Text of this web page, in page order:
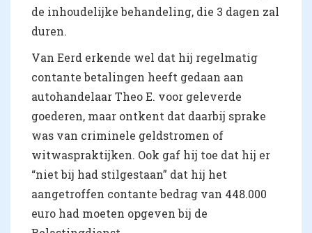
de inhoudelijke behandeling, die 3 dagen zal
duren.
Van Eerd erkende wel dat hij regelmatig
contante betalingen heeft gedaan aan
autohandelaar Theo E. voor geleverde
goederen, maar ontkent dat daarbij sprake
was van criminele geldstromen of
witwaspraktijken. Ook gaf hij toe dat hij er
“niet bij had stilgestaan” dat hij het
aangetroffen contante bedrag van 448.000
euro had moeten opgeven bij de